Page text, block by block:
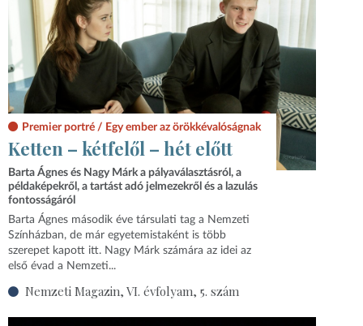
Premier portré / Egy ember az örökkévalóságnak
Ketten – kétfelől – hét előtt
Barta Ágnes és Nagy Márk a pályaválasztásról, a
példaképekről, a tartást adó jelmezekről és a lazulás
fontosságáról
Barta Ágnes második éve társulati tag a Nemzeti
Színházban, de már egyetemistaként is több
szerepet kapott itt. Nagy Márk számára az idei az
első évad a Nemzeti...
Nemzeti Magazin, VI. évfolyam, 5. szám